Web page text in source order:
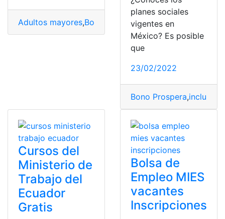
Adultos mayores,Bono Bono Desarrollo Humano
planes sociales
vigentes en
México? Es posible
que
23/02/2022
Bono Prospera,inclusión
Cursos del
Ministerio de
Trabajo del
Ecuador
Gratis
Bolsa de
Empleo MIES
vacantes
Inscripciones